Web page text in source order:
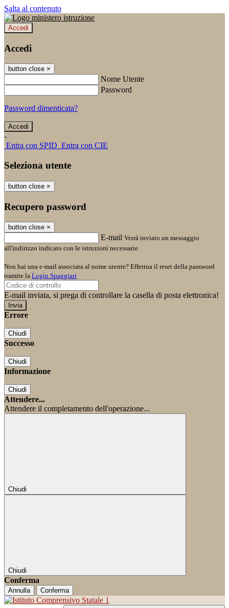
Salta al contenuto
Accedi
Accedi
button close ×
Nome Utente
Password
Password dimenticata?
-
Entra con SPID Entra con CIE
Seleziona utente
button close ×
Recupero password
button close ×
E-mail Verrà inviato un messaggio
all'indirizzo indicato con le istruzioni necessarie.
Non hai una e-mail associata al nome utente? Effettua il reset della password
tramite la Login Spaggiari
E-mail inviata, si prega di controllare la casella di posta elettronica!
Errore
Chiudi
Successo
Chiudi
Informazione
Chiudi
Attendere...
Attendere il completamento dell'operazione...
Chiudi
Chiudi
Conferma
Annulla Conferma